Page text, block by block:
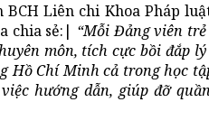
BCH Liên chi Khoa Pháp
chia sẻ:| “Mỗi Đảng viên
môn, tích cực bồi đắp
Hồ Chí Minh cả trong học
hướng dẫn, giúp đỡ